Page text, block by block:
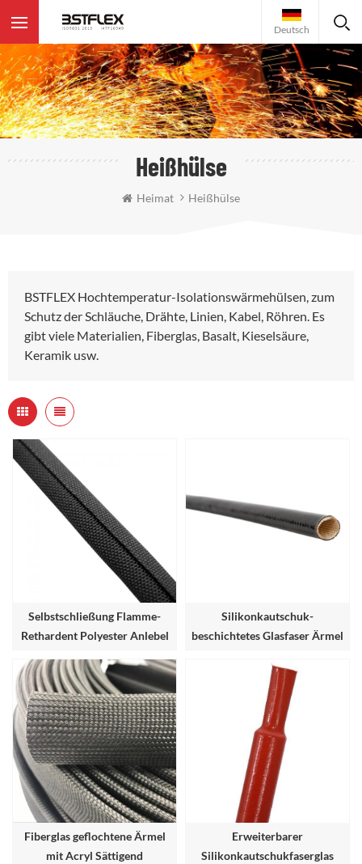
Deutsch
Heißhülse
Heimat Heißhülse
BSTFLEX Hochtemperatur-Isolationswärmehülsen, zum
Schutz der Schläuche, Drähte, Linien, Kabel, Röhren. Es
gibt viele Materialien, Fiberglas, Basalt, Kieselsäure,
Keramik usw.
Selbstschließung Flamme-
Rethardent Polyester Anlebel
Silikonkautschuk-
beschichtetes Glasfaser Ärmel
Fiberglas geflochtene Ärmel
mit Acryl Sättigend
Erweiterbarer
Silikonkautschukfaserglas